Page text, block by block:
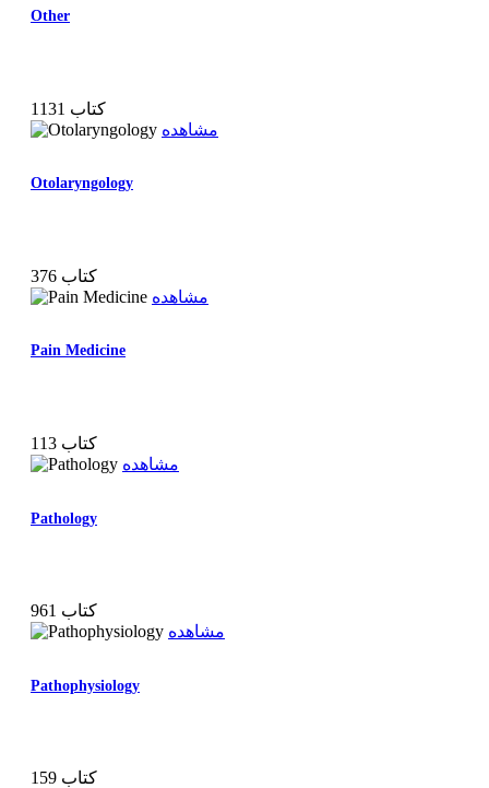
Other
1131 کتاب
مشاهده
Otolaryngology
376 کتاب
مشاهده
Pain Medicine
113 کتاب
مشاهده
Pathology
961 کتاب
مشاهده
Pathophysiology
159 کتاب